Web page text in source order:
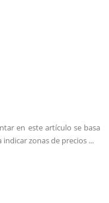
en este artículo se basa
zonas de precios ...